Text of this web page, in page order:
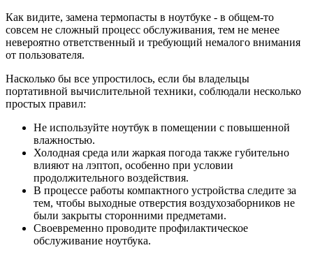
Как видите, замена термопасты в ноутбуке - в общем-то
совсем не сложный процесс обслуживания, тем не менее
невероятно ответственный и требующий немалого внимания
от пользователя.
Насколько бы все упростилось, если бы владельцы
портативной вычислительной техники, соблюдали несколько
простых правил:
Не используйте ноутбук в помещении с повышенной
влажностью.
Холодная среда или жаркая погода также губительно
влияют на лэптоп, особенно при условии
продолжительного воздействия.
В процессе работы компактного устройства следите за
тем, чтобы выходные отверстия воздухозаборников не
были закрыты сторонними предметами.
Своевременно проводите профилактическое
обслуживание ноутбука.